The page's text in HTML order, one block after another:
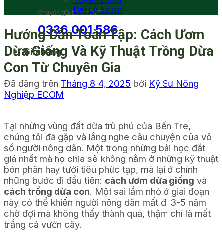
Chuyên gia hỗ trợ 24/7
0336 001 586
Giỏ hàng
Đại Lý Ecom
Hướng Dẫn Toàn Tập: Cách Ươm
Dừa Giống Và Kỹ Thuật Trồng Dừa
Con Từ Chuyên Gia
Đã đăng trên Tháng 8 4, 2025 bởi Kỹ Sư Nông
Nghiệp ECOM
Tại những vùng đất dừa trù phú của Bến Tre,
chúng tôi đã gặp và lắng nghe câu chuyện của vô
số người nông dân. Một trong những bài học đắt
giá nhất mà họ chia sẻ không nằm ở những kỹ thuật
bón phân hay tưới tiêu phức tạp, mà lại ở chính
những bước đi đầu tiên: cách ươm dừa giống và
cách trồng dừa con. Một sai lầm nhỏ ở giai đoạn
này có thể khiến người nông dân mất đi 3-5 năm
chờ đợi mà không thấy thành quả, thậm chí là mất
trắng cả vườn cây.